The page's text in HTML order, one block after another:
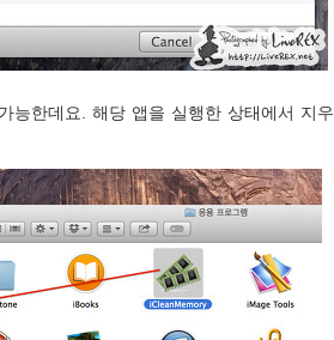
능한데요. 해당 앱을 실행한 상태에서 지우